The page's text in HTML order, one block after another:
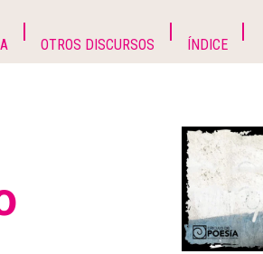
OTROS DISCURSOS ÍNDICE